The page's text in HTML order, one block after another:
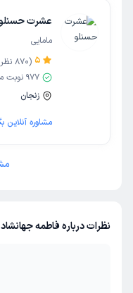
عشرت
مامایی
5
(
870
977 نوبت
زنجان
مشاوره آنلاین
نظرات درباره فاطمه جهانشاد